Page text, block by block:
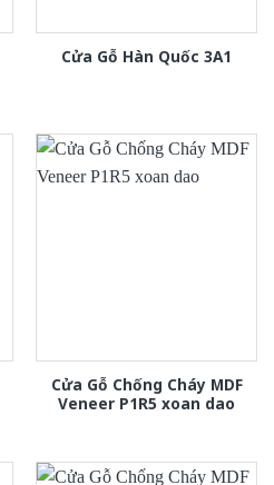
Cửa Gỗ Hàn Quốc 3A1
Cửa Gỗ Chống Cháy MDF
Veneer P1R5 xoan dao